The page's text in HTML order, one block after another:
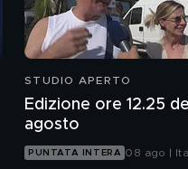
STUDIO APERTO
Edizione ore 12.25
agosto
PUNTATA INTERA 08 ago |